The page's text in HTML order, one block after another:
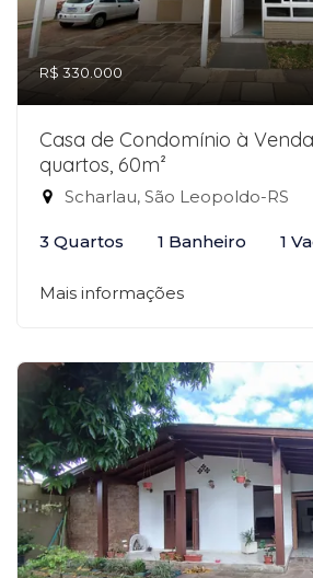
R$ 330.000
Casa de Condomínio à
quartos, 60m²
Scharlau, São Leopoldo-RS
3 Quartos 1 Banheiro 1
Mais informações